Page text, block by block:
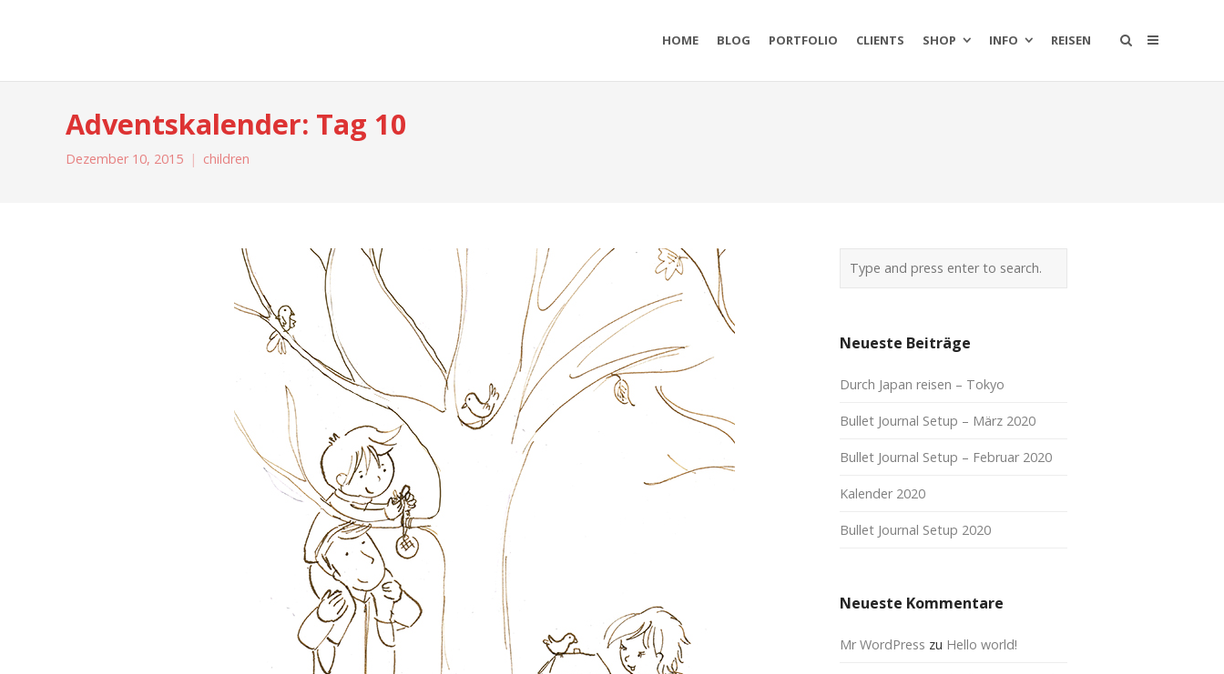
HOME BLOG PORTFOLIO CLIENTS SHOP INFO REISEN
Adventskalender: Tag 10
Dezember 10, 2015 children
Neueste Beiträge
Durch Japan reisen – Tokyo
Bullet Journal Setup – März 2020
Bullet Journal Setup – Februar 2020
Kalender 2020
Bullet Journal Setup 2020
Neueste Kommentare
Mr WordPress zu Hello world!